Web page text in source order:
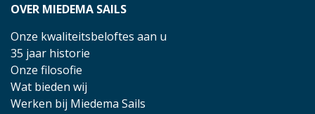
OVER MIEDEMA SAILS
Onze kwaliteitsbeloftes aan u
35 jaar historie
Onze filosofie
Wat bieden wij
Werken bij Miedema Sails